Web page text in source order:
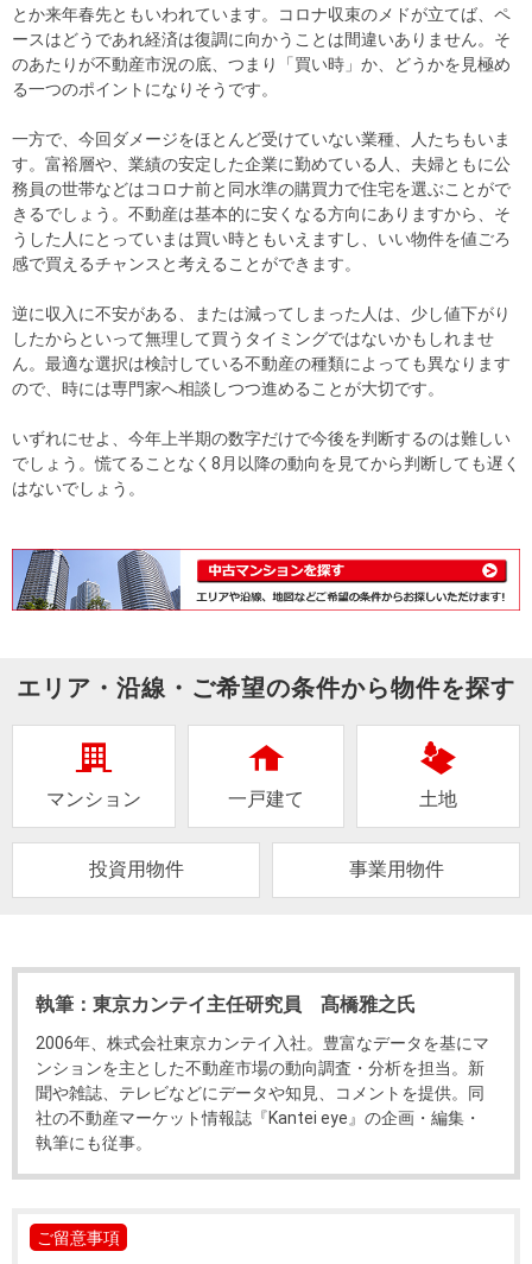
とか来年春先ともいわれています。コロナ収束のメドが立てば、ペ
ースはどうであれ経済は復調に向かうことは間違いありません。そ
のあたりが不動産市況の底、つまり「買い時」か、どうかを見極め
る一つのポイントになりそうです。
一方で、今回ダメージをほとんど受けていない業種、人たちもいま
す。富裕層や、業績の安定した企業に勤めている人、夫婦ともに公
務員の世帯などはコロナ前と同水準の購買力で住宅を選ぶことがで
きるでしょう。不動産は基本的に安くなる方向にありますから、そ
うした人にとっていまは買い時ともいえますし、いい物件を値ごろ
感で買えるチャンスと考えることができます。
逆に収入に不安がある、または減ってしまった人は、少し値下がり
したからといって無理して買うタイミングではないかもしれませ
ん。最適な選択は検討している不動産の種類によっても異なります
ので、時には専門家へ相談しつつ進めることが大切です。
いずれにせよ、今年上半期の数字だけで今後を判断するのは難しい
でしょう。慌てることなく8月以降の動向を見てから判断しても遅く
はないでしょう。
エリア・沿線・ご希望の条件から物件を探す
マンション 一戸建て 土地
投資用物件 事業用物件
執筆：東京カンテイ主任研究員 髙橋雅之氏
2006年、株式会社東京カンテイ入社。豊富なデータを基にマ
ンションを主とした不動産市場の動向調査・分析を担当。新
聞や雑誌、テレビなどにデータや知見、コメントを提供。同
社の不動産マーケット情報誌『Kantei eye』の企画・編集・
執筆にも従事。
ご留意事項